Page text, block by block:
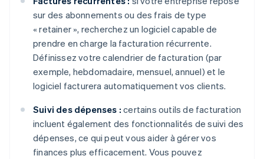
sur des abonnements ou des frais de type
« retainer », recherchez un logiciel capable de
prendre en charge la facturation récurrente.
Définissez votre calendrier de facturation (par
exemple, hebdomadaire, mensuel, annuel) et le
logiciel facturera automatiquement vos clients.
Suivi des dépenses : certains outils de facturation
incluent également des fonctionnalités de suivi des
dépenses, ce qui peut vous aider à gérer vos
finances plus efficacement. Vous pouvez